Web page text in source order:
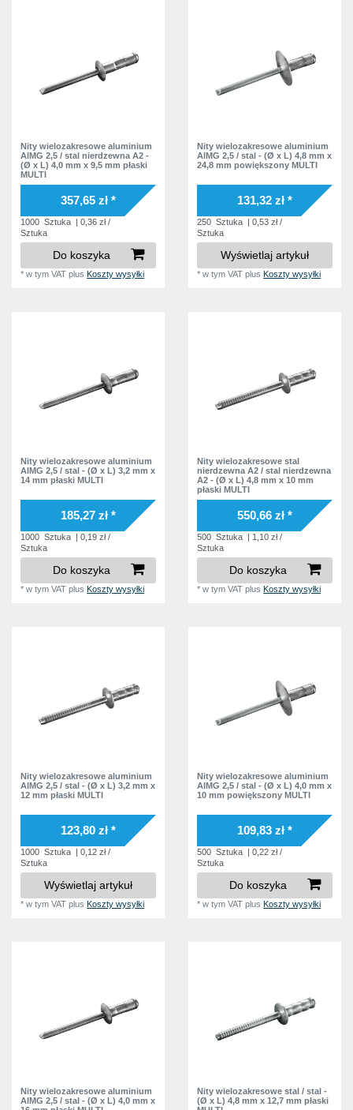
Nity wielozakresowe aluminium
AlMG 2,5 / stal nierdzewna A2 -
(Ø x L) 4,0 mm x 9,5 mm płaski
MULTI
357,65 zł *
1000 Sztuka | 0,36 zł /
Sztuka
Do koszyka
*w tym VAT plusKoszty wysyłki
Nity wielozakresowe aluminium
AlMG 2,5 / stal - (Ø x L) 4,8 mm x
24,8 mm powiększony MULTI
131,32 zł *
250 Sztuka | 0,53 zł /
Sztuka
Wyświetlaj artykuł
*w tym VAT plusKoszty wysyłki
Nity wielozakresowe aluminium
AlMG 2,5 / stal - (Ø x L) 3,2 mm x
14 mm płaski MULTI
185,27 zł *
1000 Sztuka | 0,19 zł /
Sztuka
Do koszyka
*w tym VAT plusKoszty wysyłki
Nity wielozakresowe stal
nierdzewna A2 / stal nierdzewna
A2 - (Ø x L) 4,8 mm x 10 mm
płaski MULTI
550,66 zł *
500 Sztuka | 1,10 zł /
Sztuka
Do koszyka
*w tym VAT plusKoszty wysyłki
Nity wielozakresowe aluminium
AlMG 2,5 / stal - (Ø x L) 3,2 mm x
12 mm płaski MULTI
123,80 zł *
1000 Sztuka | 0,12 zł /
Sztuka
Wyświetlaj artykuł
*w tym VAT plusKoszty wysyłki
Nity wielozakresowe aluminium
AlMG 2,5 / stal - (Ø x L) 4,0 mm x
10 mm powiększony MULTI
109,83 zł *
500 Sztuka | 0,22 zł /
Sztuka
Do koszyka
*w tym VAT plusKoszty wysyłki
Nity wielozakresowe aluminium
AlMG 2,5 / stal - (Ø x L) 4,0 mm x
Nity wielozakresowe stal / stal -
(Ø x L) 4,8 mm x 12,7 mm płaski